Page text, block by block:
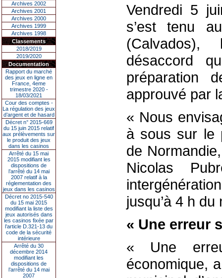
Archives 2002
Archives 2001
Archives 2000
Archives 1999
Archives 1998
Classements
2018/2019
2019/2020
Documentation
Rapport du marché
des jeux en ligne en
France, 4eme
trimestre 2020 -
18/03/2021
Cour des comptes -
La régulation des jeux
d’argent et de hasard
Décret n° 2015-669
du 15 juin 2015 relatif
aux prélèvements sur
le produit des jeux
dans les casinos
Arrêté du 15 mai
2015 modifiant les
dispositions de
l’arrêté du 14 mai
2007 relatif à la
réglementation des
jeux dans les casinos
Décret no 2015-540
du 15 mai 2015
modifiant la liste des
jeux autorisés dans
les casinos fixée par
l’article D.321-13 du
code de la sécurité
intérieure
Arrêté du 30
décembre 2014
modifiant les
dispositions de
l’arrêté du 14 mai
2007
Vendredi 5
s’est tenu
désaccord
préparation
approuvé par
« Nous
à sous sur le
de
Nicolas
jusqu’à 4 h
« Une erreur
« Une
économique,